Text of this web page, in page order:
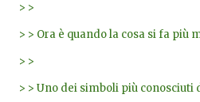
> >
> > Ora è quando la cosa si fa più
> >
> > Uno dei simboli più conosciuti